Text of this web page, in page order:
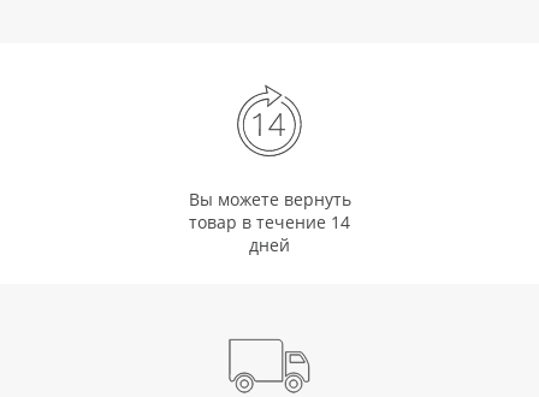
Вы можете вернуть
товар в течение 14
дней